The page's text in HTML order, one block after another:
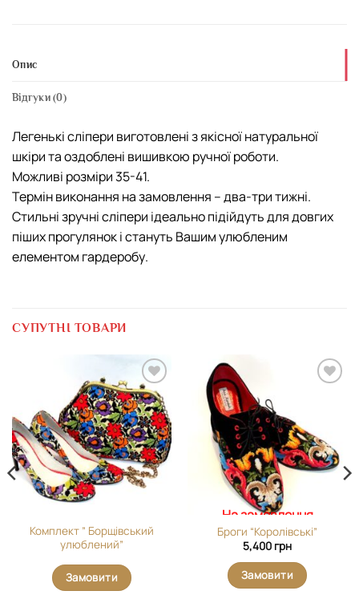
Опис
Відгуки (0)
Легенькі сліпери виготовлені з якісної натуральної
шкіри та оздоблені вишивкою ручної роботи.
Можливі розміри 35-41.
Термін виконання на замовлення – два-три тижні.
Стильні зручні сліпери ідеально підійдуть для довгих
піших прогулянок і стануть Вашим улюбленим
елементом гардеробу.
СУПУТНІ ТОВАРИ
Додати
виріб у
вибране
Комплект ” Борщівський
улюблений”
Замовити
На замовлення
Броги “Королівські”
5,400 грн
Замовити